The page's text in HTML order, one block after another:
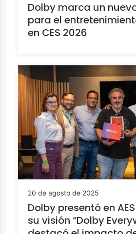
Dolby marca un
para el
en CES 2026
20 de agosto de 2025
Dolby presentó en
su visión “Dolby